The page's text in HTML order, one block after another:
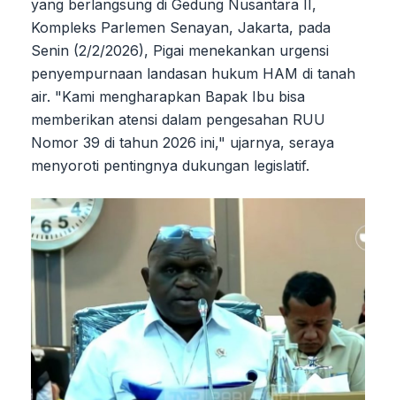
yang berlangsung di Gedung Nusantara II,
Kompleks Parlemen Senayan, Jakarta, pada
Senin (2/2/2026), Pigai menekankan urgensi
penyempurnaan landasan hukum HAM di tanah
air. "Kami mengharapkan Bapak Ibu bisa
memberikan atensi dalam pengesahan RUU
Nomor 39 di tahun 2026 ini," ujarnya, seraya
menyoroti pentingnya dukungan legislatif.